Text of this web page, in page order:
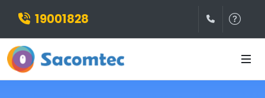
19001828